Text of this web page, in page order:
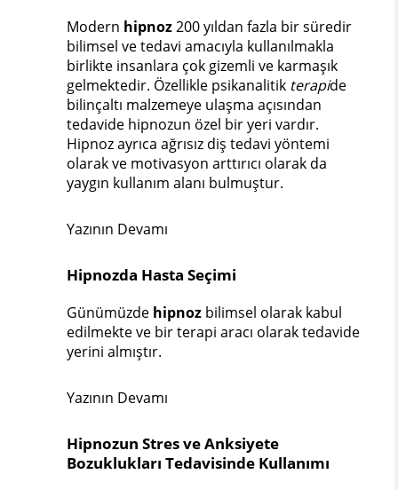
Modern hipnoz200 yıldan fazla bir süredir
bilimsel ve tedavi amacıyla kullanılmakla
birlikte insanlara çok gizemli ve karmaşık
gelmektedir. Özellikle psikanalitik terapide
bilinçaltı malzemeye ulaşma açısından
tedavide hipnozun özel bir yeri vardır.
Hipnoz ayrıca ağrısız diş tedavi yöntemi
olarak ve motivasyon arttırıcı olarak da
yaygın kullanım alanı bulmuştur.
Yazının Devamı
Hipnozda Hasta Seçimi
Günümüzde hipnoz bilimsel olarak kabul
edilmekte ve bir terapi aracı olarak tedavide
yerini almıştır.
Yazının Devamı
Hipnozun Stres ve Anksiyete
Bozuklukları Tedavisinde Kullanımı